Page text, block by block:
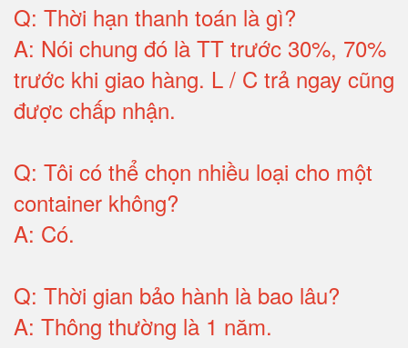
Q: Thời hạn thanh toán là gì?
A: Nói chung đó là TT trước 30%, 70%
trước khi giao hàng. L / C trả ngay cũng
được chấp nhận.
Q: Tôi có thể chọn nhiều loại cho một
container không?
A: Có.
Q: Thời gian bảo hành là bao lâu?
A: Thông thường là 1 năm.